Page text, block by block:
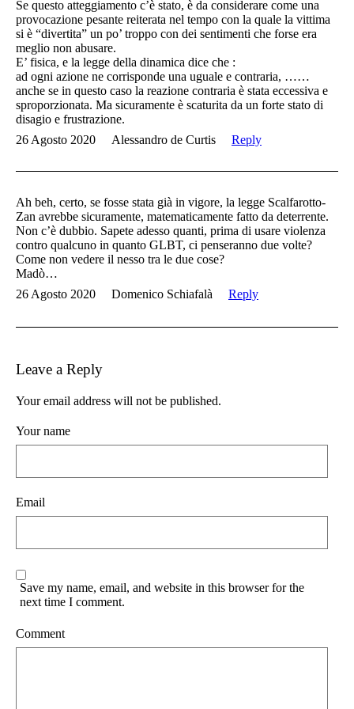
Se questo atteggiamento c’è stato, è da considerare come una
provocazione pesante reiterata nel tempo con la quale la vittima
si è “divertita” un po’ troppo con dei sentimenti che forse era
meglio non abusare.
E’ fisica, e la legge della dinamica dice che :
ad ogni azione ne corrisponde una uguale e contraria, ……
anche se in questo caso la reazione contraria è stata eccessiva e
sproporzionata. Ma sicuramente è scaturita da un forte stato di
disagio e frustrazione.
26 Agosto 2020
Alessandro de Curtis Reply
Ah beh, certo, se fosse stata già in vigore, la legge Scalfarotto-
Zan avrebbe sicuramente, matematicamente fatto da deterrente.
Non c’è dubbio. Sapete adesso quanti, prima di usare violenza
contro qualcuno in quanto GLBT, ci penseranno due volte?
Come non vedere il nesso tra le due cose?
Madò…
26 Agosto 2020
Domenico Schiafalà Reply
Leave a Reply
Your email address will not be published.
Your name
Email
Save my name, email, and website in this browser for the
next time I comment.
Comment